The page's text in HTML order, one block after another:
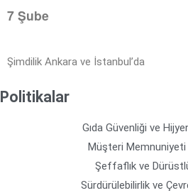
7 Şube
Şimdilik Ankara ve İstanbul’da
Politikalar
Gıda Güvenliği ve
Müşteri Memnuniyeti
Şeffaflık ve
Sürdürülebilirlik ve